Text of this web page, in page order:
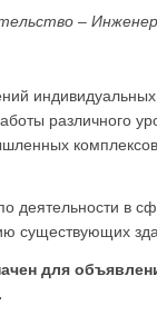
–
различного
в
существующих
для